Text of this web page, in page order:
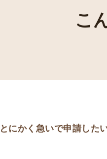
こ
とにかく急いで申請した